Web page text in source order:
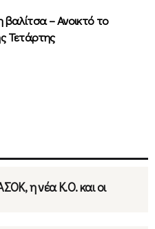
– Ανοικτό το
Τετάρτης
η νέα Κ.Ο. και οι